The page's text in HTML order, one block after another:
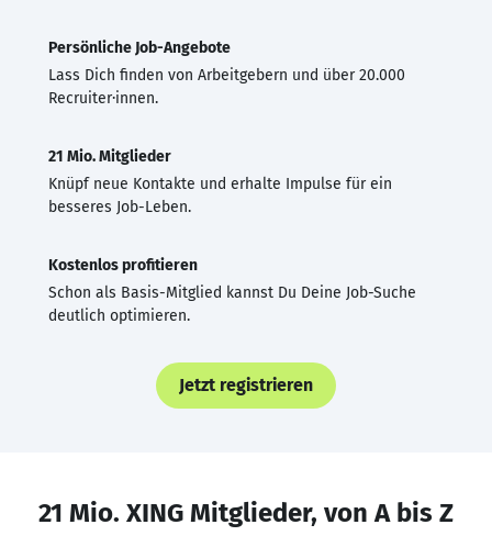
Persönliche Job-Angebote
Lass Dich finden von Arbeitgebern und über 20.000
Recruiter·innen.
21 Mio. Mitglieder
Knüpf neue Kontakte und erhalte Impulse für ein
besseres Job-Leben.
Kostenlos profitieren
Schon als Basis-Mitglied kannst Du Deine Job-Suche
deutlich optimieren.
Jetzt registrieren
21 Mio. XING Mitglieder, von A bis Z